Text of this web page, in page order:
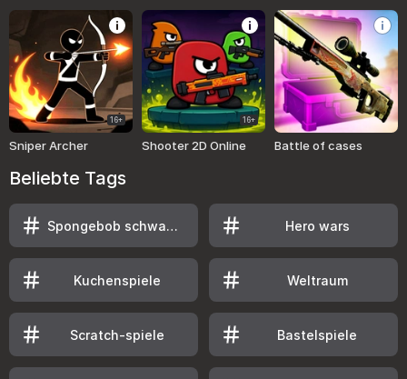
16+
Sniper Archer
16+
Shooter 2D Online Battle of cases
Beliebte Tags
Spongebob schwammkopf Hero wars
Kuchenspiele Weltraum
Scratch-spiele Bastelspiele